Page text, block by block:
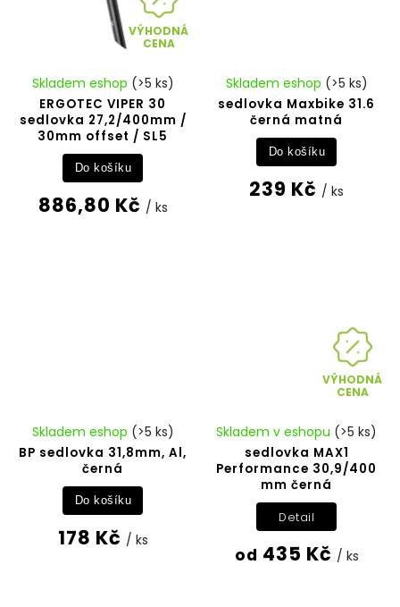
VÝHODNÁ
CENA
ERGOTEC VIPER 30
sedlovka 27,2/400mm /
30mm offset / SL5
Skladem eshop (>5 ks)
886,80 Kč / ks
Do košíku
sedlovka Maxbike 31.6
černá matná
Skladem eshop (>5 ks)
239 Kč / ks
Do košíku
BP sedlovka 31,8mm, Al,
černá
Skladem eshop (>5 ks)
178 Kč / ks
Do košíku
VÝHODNÁ
CENA
sedlovka MAX1
Performance 30,9/400
mm černá
Skladem v eshopu (>5 ks)
od 435 Kč / ks
Detail